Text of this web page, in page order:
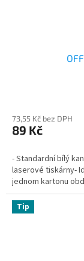
73,55 Kč bez DPH
89 Kč
- Standardní bílý
laserové tiskárny-
jednom kartonu
Tip